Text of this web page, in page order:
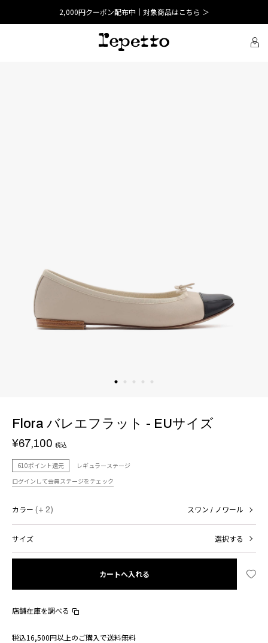
2,000円クーポン配布中｜対象商品はこちら ＞
Flora バレエフラット - EUサイズ
¥67,100 税込
610ポイント還元
レギュラーステージ
ログインして会員ステージをチェック
カラー (+ 2) スワン / ノワール
サイズ 選択する
カートへ入れる
店舗在庫を調べる
税込16,500円以上のご購入で送料無料